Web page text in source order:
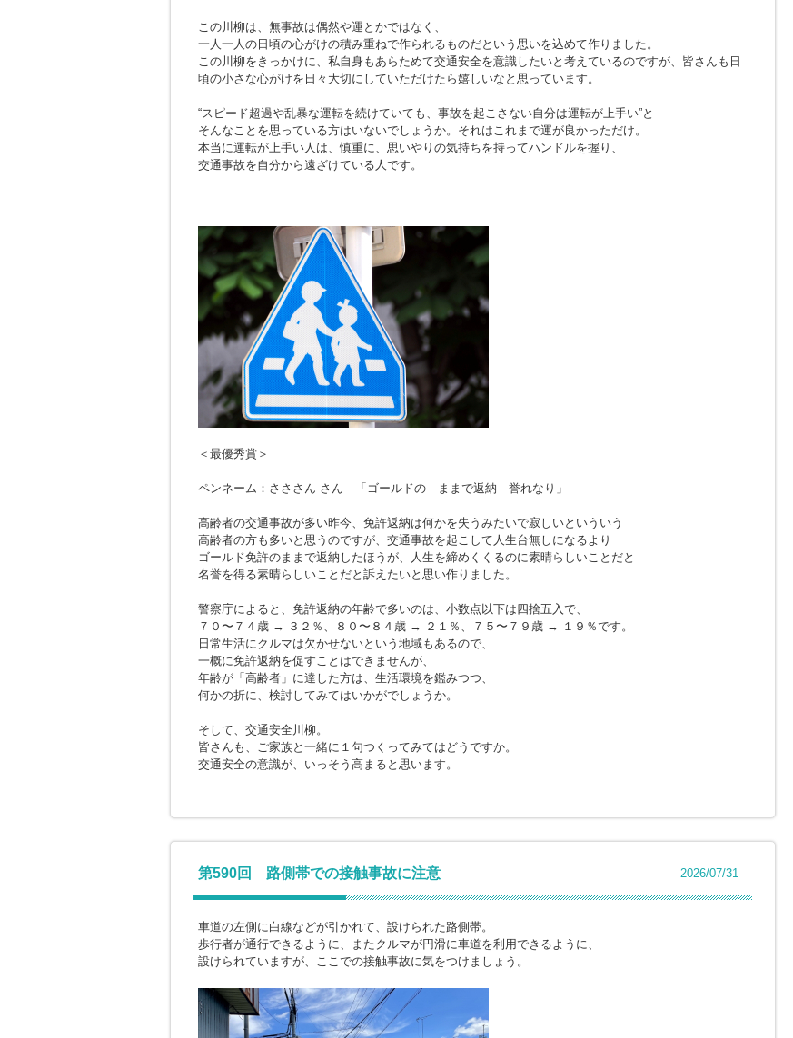
この川柳は、無事故は偶然や運とかではなく、
一人一人の日頃の心がけの積み重ねで作られるものだという思いを込めて作りました。
この川柳をきっかけに、私自身もあらためて交通安全を意識したいと考えているのですが、皆さんも日
頃の小さな心がけを日々大切にしていただけたら嬉しいなと思っています。
“スピード超過や乱暴な運転を続けていても、事故を起こさない自分は運転が上手い”と
そんなことを思っている方はいないでしょうか。それはこれまで運が良かっただけ。
本当に運転が上手い人は、慎重に、思いやりの気持ちを持ってハンドルを握り、
交通事故を自分から遠ざけている人です。
＜最優秀賞＞
ペンネーム：さささん さん 「ゴールドの ままで返納 誉れなり」
高齢者の交通事故が多い昨今、免許返納は何かを失うみたいで寂しいといういう
高齢者の方も多いと思うのですが、交通事故を起こして人生台無しになるより
ゴールド免許のままで返納したほうが、人生を締めくくるのに素晴らしいことだと
名誉を得る素晴らしいことだと訴えたいと思い作りました。
警察庁によると、免許返納の年齢で多いのは、小数点以下は四捨五入で、
７０〜７４歳 → ３２％、８０〜８４歳 → ２１％、７５〜７９歳 → １９％です。
日常生活にクルマは欠かせないという地域もあるので、
一概に免許返納を促すことはできませんが、
年齢が「高齢者」に達した方は、生活環境を鑑みつつ、
何かの折に、検討してみてはいかがでしょうか。
そして、交通安全川柳。
皆さんも、ご家族と一緒に１句つくってみてはどうですか。
交通安全の意識が、いっそう高まると思います。
第590回 路側帯での接触事故に注意 2026/07/31
車道の左側に白線などが引かれて、設けられた路側帯。
歩行者が通行できるように、またクルマが円滑に車道を利用できるように、
設けられていますが、ここでの接触事故に気をつけましょう。